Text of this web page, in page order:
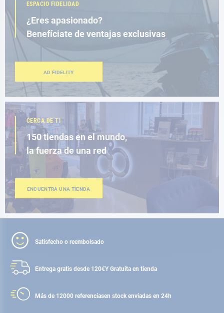
ESPACIO FIDELIDAD
¿Eres apasionado?
Benefíciate de ventajas exclusivas
AD FIDELITY
CERCA DE TI
150 tiendas en el mundo,
la fuerza de una red
ENCUENTRA UNA TIENDA
Satisfecho o reembolsado
Entrega gratis desde 120€Y Gratuita en tienda
Más de 12000 referenciasen stock enviadas en 24h